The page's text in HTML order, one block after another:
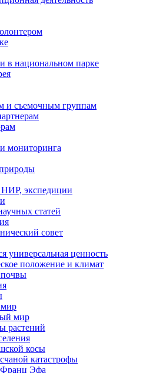
в национальном парке
и съемочным группам
мониторинга
экспедиции
статей
совет
универсальная ценность
положение и климат
почвы
мир
растений
косы
катастрофы
Эфа